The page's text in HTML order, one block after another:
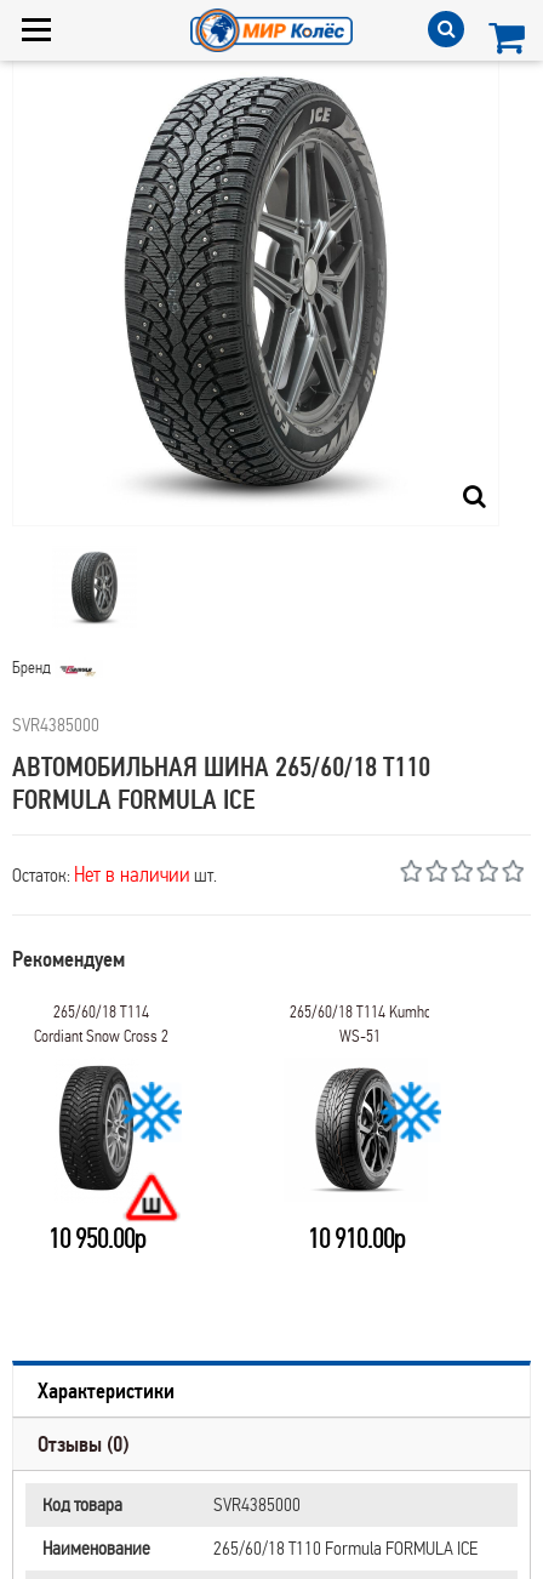
Бренд
SVR4385000
АВТОМОБИЛЬНАЯ ШИНА 265/60/18 T110
FORMULA FORMULA ICE
Остаток: Нет в наличии шт.
Рекомендуем
265/60/18 T114
Cordiant Snow Cross 2
SUV
10 950.00р
265/60/18 T114 Kumho
WS-51
10 910.00р
Характеристики
Отзывы (0)
Код товара
SVR4385000
Наименование
265/60/18 T110 Formula FORMULA ICE